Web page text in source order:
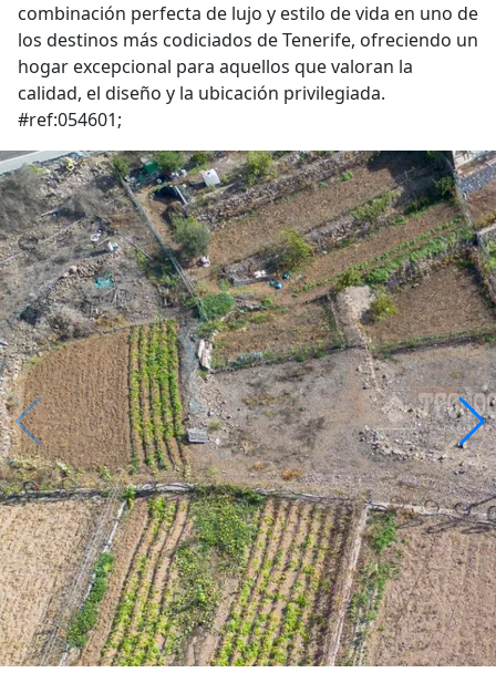
combinación perfecta de lujo y estilo de vida en uno de
los destinos más codiciados de Tenerife, ofreciendo un
hogar excepcional para aquellos que valoran la
calidad, el diseño y la ubicación privilegiada.
#ref:054601;